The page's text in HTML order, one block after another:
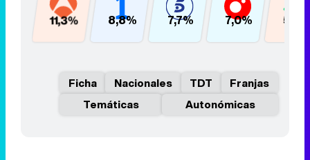
11,3% 8,8% 7,7% 7,0%
Ficha Nacionales TDT
Franjas
Temáticas
Autonómicas